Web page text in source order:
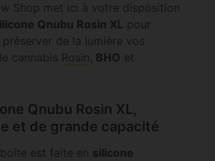
Shop met ici à votre disposition
Qnubu Rosin XL pour
de la lumière vos
cannabis Rosin, BHO et
Qnubu Rosin XL,
et de grande capacité
est faite en silicone